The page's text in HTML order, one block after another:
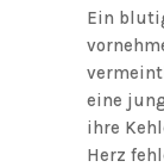
Ein
eine
ihre
Herz